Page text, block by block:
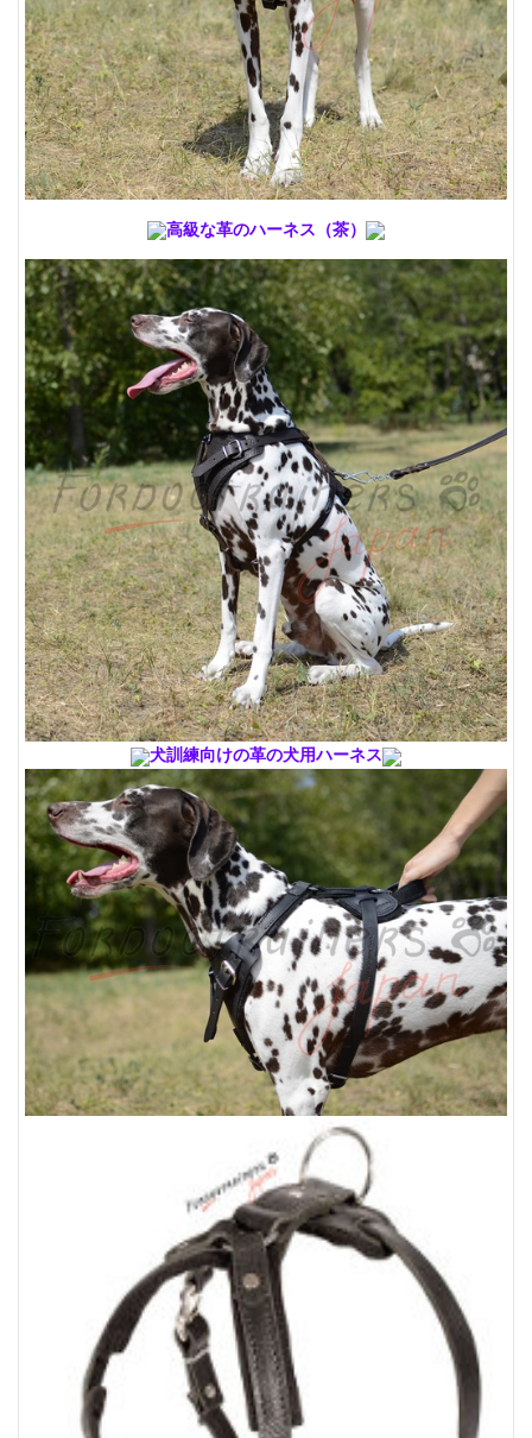
高級な革のハーネス （茶）
犬訓練向けの革の犬用ハーネス